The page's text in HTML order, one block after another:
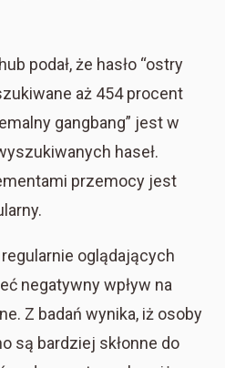
podał, że hasło “ostry
aż 454 procent
gangbang” jest w
haseł.
przemocy jest
oglądających
negatywny wpływ na
Z badań wynika, iż osoby
są bardziej skłonne do